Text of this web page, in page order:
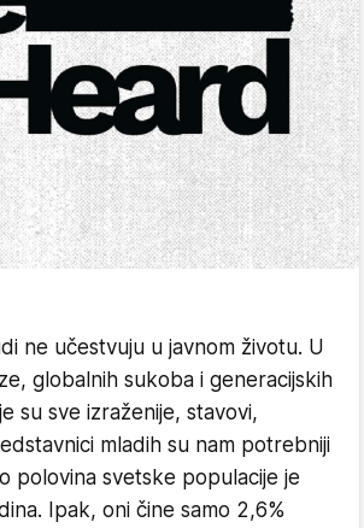
ne učestvuju u javnom životu. U
globalnih sukoba i generacijskih
su sve izraženije, stavovi,
mladih su nam potrebniji
polovina svetske populacije je
Ipak, oni čine samo 2,6%